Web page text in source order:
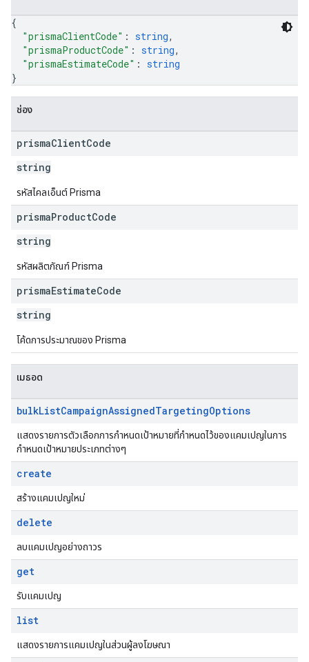
{
"prismaClientCode" : string,
"prismaProductCode" : string,
"prismaEstimateCode" : string
}
ช่อง
prismaClientCode
string
รหัสไคลเอ็นต์ Prisma
prismaProductCode
string
รหัสผลิตภัณฑ์ Prisma
prismaEstimateCode
string
โค้ดการประมาณของ Prisma
เมธอด
bulkListCampaignAssignedTargetingOptions
แสดงรายการตัวเลือกการกำหนดเป้าหมายที่กำหนดไว้ของแคมเปญในการ
กำหนดเป้าหมายประเภทต่างๆ
create
สร้างแคมเปญใหม่
delete
ลบแคมเปญอย่างถาวร
get
รับแคมเปญ
list
แสดงรายการแคมเปญในส่วนผู้ลงโฆษณา